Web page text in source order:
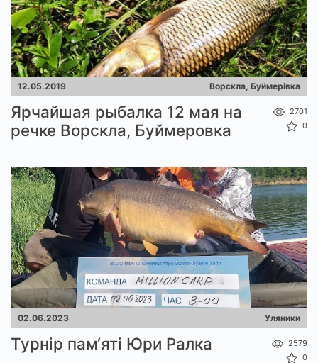
12.05.2019 Ворскла, Буймерівка
Ярчайшая рыбалка 12 мая на
речке Ворскла, Буймеровка
2701
0
02.06.2023 Уляники
Турнір пам‘яті Юри Ралка
2579
0